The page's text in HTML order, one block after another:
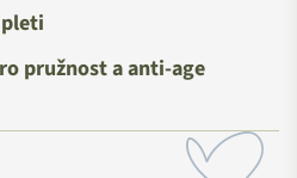
pružnost a anti-age